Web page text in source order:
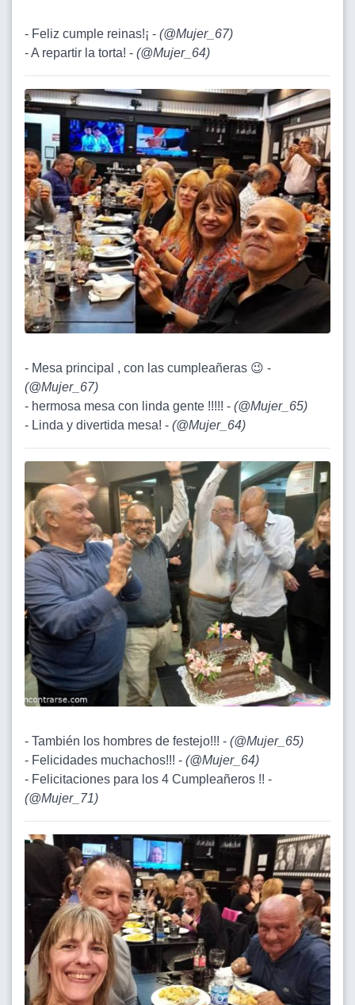
- Feliz cumple reinas!¡ - (@Mujer_67)
- A repartir la torta! - (@Mujer_64)
- Mesa principal , con las cumpleañeras 😉 -
(@Mujer_67)
- hermosa mesa con linda gente !!!!! - (@Mujer_65)
- Linda y divertida mesa! - (@Mujer_64)
- También los hombres de festejo!!! - (@Mujer_65)
- Felicidades muchachos!!! - (@Mujer_64)
- Felicitaciones para los 4 Cumpleañeros !! -
(@Mujer_71)